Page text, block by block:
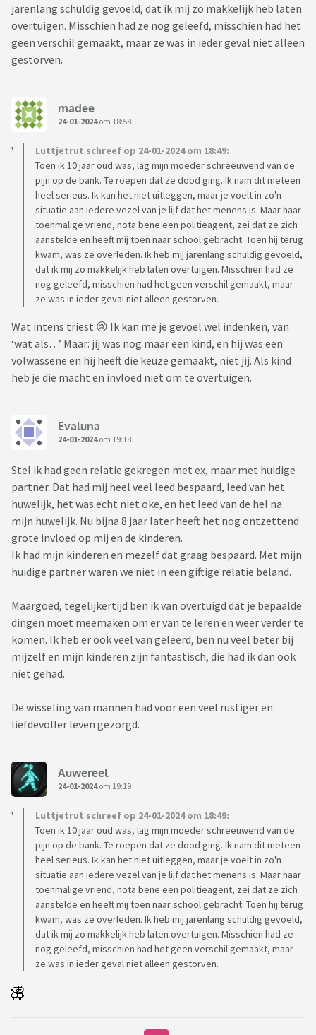
jarenlang schuldig gevoeld, dat ik mij zo makkelijk heb laten
overtuigen. Misschien had ze nog geleefd, misschien had het
geen verschil gemaakt, maar ze was in ieder geval niet alleen
gestorven.
madee
24-01-2024om 18:58
Luttjetrut schreef op 24-01-2024 om 18:49:
Toen ik 10 jaar oud was, lag mijn moeder schreeuwend van de
pijn op de bank. Te roepen dat ze dood ging. Ik nam dit meteen
heel serieus. Ik kan het niet uitleggen, maar je voelt in zo'n
situatie aan iedere vezel van je lijf dat het menens is. Maar haar
toenmalige vriend, nota bene een politieagent, zei dat ze zich
aanstelde en heeft mij toen naar school gebracht. Toen hij terug
kwam, was ze overleden. Ik heb mij jarenlang schuldig gevoeld,
dat ik mij zo makkelijk heb laten overtuigen. Misschien had ze
nog geleefd, misschien had het geen verschil gemaakt, maar
ze was in ieder geval niet alleen gestorven.
Wat intens triest 😢 Ik kan me je gevoel wel indenken, van
‘wat als…’ Maar: jij was nog maar een kind, en hij was een
volwassene en hij heeft die keuze gemaakt, niet jij. Als kind
heb je die macht en invloed niet om te overtuigen.
Evaluna
24-01-2024om 19:18
Stel ik had geen relatie gekregen met ex, maar met huidige
partner. Dat had mij heel veel leed bespaard, leed van het
huwelijk, het was echt niet oke, en het leed van de hel na
mijn huwelijk. Nu bijna 8 jaar later heeft het nog ontzettend
grote invloed op mij en de kinderen.
Ik had mijn kinderen en mezelf dat graag bespaard. Met mijn
huidige partner waren we niet in een giftige relatie beland.
Maargoed, tegelijkertijd ben ik van overtuigd dat je bepaalde
dingen moet meemaken om er van te leren en weer verder te
komen. Ik heb er ook veel van geleerd, ben nu veel beter bij
mijzelf en mijn kinderen zijn fantastisch, die had ik dan ook
niet gehad.
De wisseling van mannen had voor een veel rustiger en
liefdevoller leven gezorgd.
Auwereel
24-01-2024om 19:19
Luttjetrut schreef op 24-01-2024 om 18:49:
Toen ik 10 jaar oud was, lag mijn moeder schreeuwend van de
pijn op de bank. Te roepen dat ze dood ging. Ik nam dit meteen
heel serieus. Ik kan het niet uitleggen, maar je voelt in zo'n
situatie aan iedere vezel van je lijf dat het menens is. Maar haar
toenmalige vriend, nota bene een politieagent, zei dat ze zich
aanstelde en heeft mij toen naar school gebracht. Toen hij terug
kwam, was ze overleden. Ik heb mij jarenlang schuldig gevoeld,
dat ik mij zo makkelijk heb laten overtuigen. Misschien had ze
nog geleefd, misschien had het geen verschil gemaakt, maar
ze was in ieder geval niet alleen gestorven.